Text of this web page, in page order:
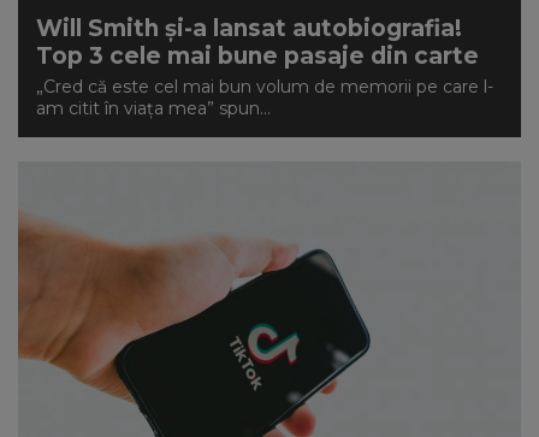
Will Smith și-a lansat autobiografia!
Top 3 cele mai bune pasaje din carte
„Cred că este cel mai bun volum de memorii pe care l-
am citit în viața mea” spun...